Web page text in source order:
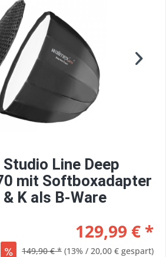
Line Deep
mit Softboxadapter
K als B-Ware
129,99 € *
149,90 € * (13% / 20,00 € gespart)